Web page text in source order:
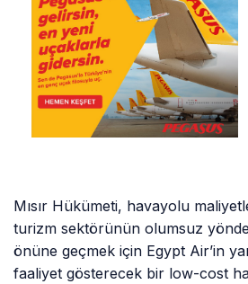
Mısır Hükümeti, havayolu
turizm sektörünün olumsuz
önüne geçmek için Egypt Air’in
faaliyet gösterecek bir low-cost